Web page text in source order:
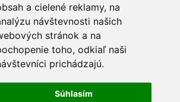
a cielené reklamy, na
návštevnosti našich
stránok a na
toho, odkiaľ naši
prichádzajú.
Súhlasím
štádiu tehotenstva. Bez
a odporúčaní
na stránke Vaším ošetrujúcim
a odporúčania neaplikujte.